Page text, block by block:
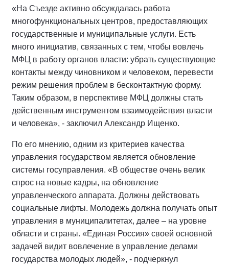
«На Съезде активно обсуждалась работа
многофункциональных центров, предоставляющих
государственные и муниципальные услуги. Есть
много инициатив, связанных с тем, чтобы вовлечь
МФЦ в работу органов власти: убрать существующие
контакты между чиновником и человеком, перевести
режим решения проблем в бесконтактную форму.
Таким образом, в перспективе МФЦ должны стать
действенным инструментом взаимодействия власти
и человека», - заключил Александр Ищенко.
По его мнению, одним из критериев качества
управления государством является обновление
системы госуправления. «В обществе очень велик
спрос на новые кадры, на обновление
управленческого аппарата. Должны действовать
социальные лифты. Молодежь должна получать опыт
управления в муниципалитетах, далее – на уровне
области и страны. «Единая Россия» своей основной
задачей видит вовлечение в управление делами
государства молодых людей», - подчеркнул